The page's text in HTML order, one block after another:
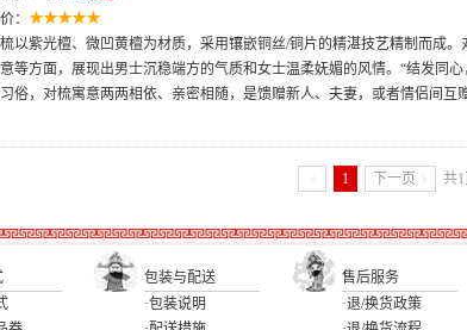
：
以紫光檀、微凹黄檀为材质，采用镶嵌铜丝/铜片的精湛技艺精制而成。
等方面，展现出男士沉稳端方的气质和女士温柔妩媚的风情。“结发同
俗，对梳寓意两两相依、亲密相随，是馈赠新人、夫妻，或者情侣间互
1 下一页 共1
包装与配送 售后服务
·包装说明
·退/换货政策